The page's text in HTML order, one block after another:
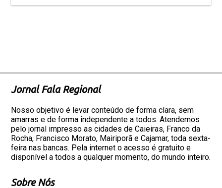
Jornal Fala Regional
Nosso objetivo é levar conteúdo de forma clara, sem
amarras e de forma independente a todos. Atendemos
pelo jornal impresso as cidades de Caieiras, Franco da
Rocha, Francisco Morato, Mairiporã e Cajamar, toda sexta-
feira nas bancas. Pela internet o acesso é gratuito e
disponível a todos a qualquer momento, do mundo inteiro.
Sobre Nós